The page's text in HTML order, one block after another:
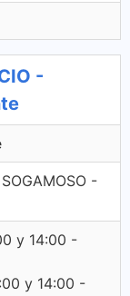
-
-
y 14:00 -
y 14:00 -